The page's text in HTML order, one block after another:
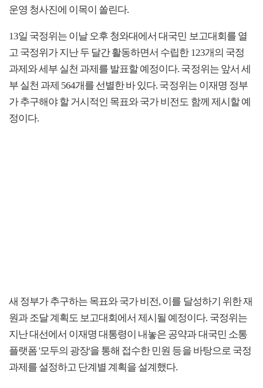
운영 청사진에 이목이 쏠린다.
13일 국정위는 이날 오후 청와대에서 대국민 보고대회를 열
고 국정위가 지난 두 달간 활동하면서 수립한 123개의 국정
과제와 세부 실천 과제를 발표할 예정이다. 국정위는 앞서 세
부 실천 과제 564개를 선별한 바 있다. 국정위는 이재명 정부
가 추구해야 할 거시적인 목표와 국가 비전도 함께 제시할 예
정이다.
새 정부가 추구하는 목표와 국가 비전, 이를 달성하기 위한 재
원과 조달 계획도 보고대회에서 제시될 예정이다. 국정위는
지난 대선에서 이재명 대통령이 내놓은 공약과 대국민 소통
플랫폼 '모두의 광장'을 통해 접수한 민원 등을 바탕으로 국정
과제를 설정하고 단계별 계획을 설계했다.